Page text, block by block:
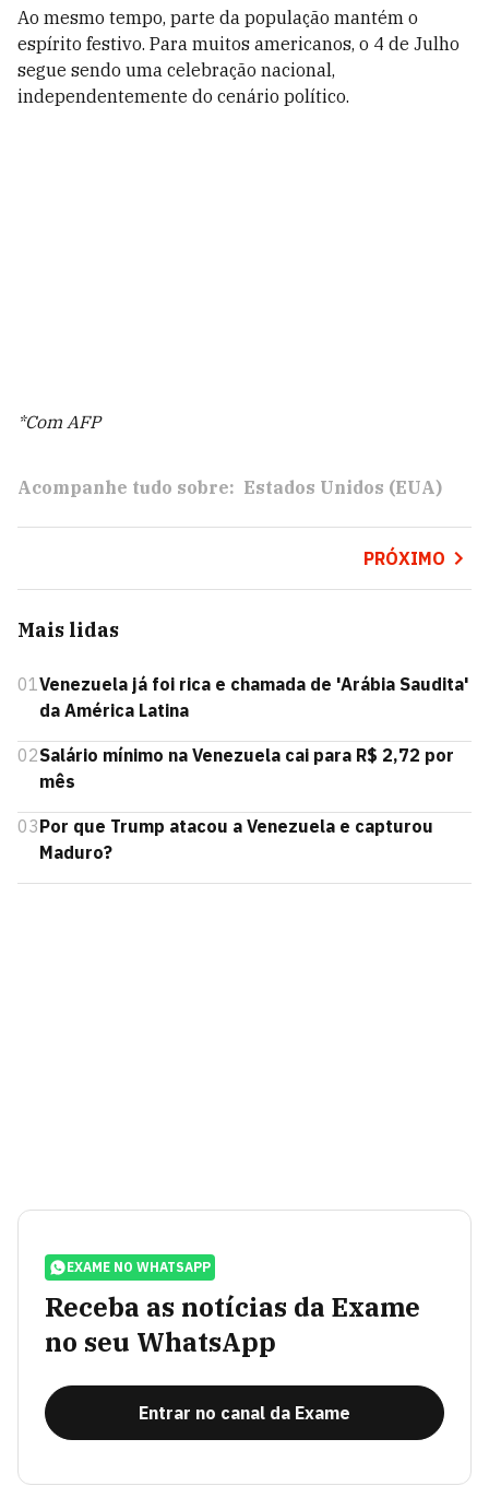
Ao mesmo tempo, parte da população mantém o
espírito festivo. Para muitos americanos, o 4 de Julho
segue sendo uma celebração nacional,
independentemente do cenário político.
*Com AFP
Acompanhe tudo sobre: Estados Unidos (EUA)
PRÓXIMO
Mais lidas
01Venezuela já foi rica e chamada de 'Arábia Saudita'
da América Latina
02Salário mínimo na Venezuela cai para R$ 2,72 por
mês
03Por que Trump atacou a Venezuela e capturou
Maduro?
EXAME NO WHATSAPP
Receba as notícias da Exame
no seu WhatsApp
Entrar no canal da Exame